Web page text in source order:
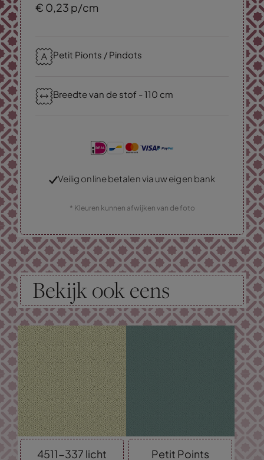
€ 0,23 p/cm
Petit Pionts / Pindots
Breedte van de stof - 110 cm
Veilig online betalen via uw eigen bank
* Kleuren kunnen afwijken van de foto
Bekijk ook eens
4511-337 licht
Petit Points